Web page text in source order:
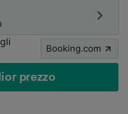
Booking.com
prezzo